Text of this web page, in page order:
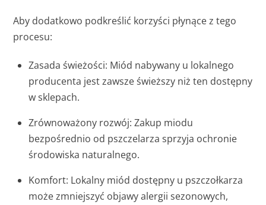
Aby dodatkowo podkreślić korzyści płynące z tego
procesu:
Zasada świeżości: Miód nabywany u lokalnego
producenta jest zawsze świeższy niż ten dostępny
w sklepach.
Zrównoważony rozwój: Zakup miodu
bezpośrednio od pszczelarza sprzyja ochronie
środowiska naturalnego.
Komfort: Lokalny miód dostępny u pszczołkarza
może zmniejszyć objawy alergii sezonowych,